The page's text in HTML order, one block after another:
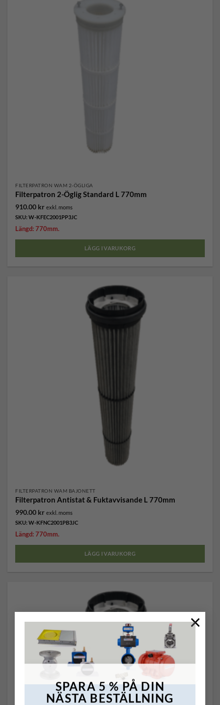
SPARA 5 % PÅ DIN
NÄSTA BESTÄLLNING
×
FILTERPATRON WAM 2-ÖGLIGA
Filterpatron 2-Öglig Standard L 770mm
910.00 kr exkl. moms
SKU: W-KFEC2001PP3JC
Längd: 770mm.
LÄGG I VARUKORG
FILTERPATRON WAM BAJONETT
Filterpatron Antistat & Fuktavvisande L 770mm
990.00 kr exkl. moms
SKU: W-KFNC2001PB3JC
Längd: 770mm.
LÄGG I VARUKORG